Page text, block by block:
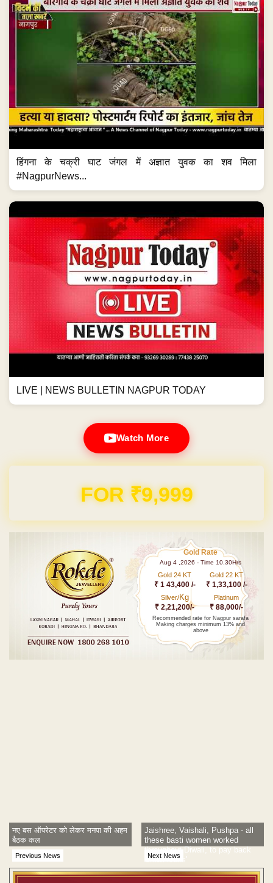
हिंगना के चक्री घाट जंगल में अज्ञात युवक का शव मिला
#NagpurNews...
LIVE | NEWS BULLETIN NAGPUR TODAY
Watch More
Domain & Hosting FREE for 1 Year
Gold Rate
Aug 4 ,2026 - Time 10.30Hrs
Gold 24 KT
₹ 1 43,400 /-
Gold 22 KT
₹ 1,33,100 /-
Silver/Kg
₹ 2,21,200/-
Platinum
₹ 88,000/-
Recommended rate for Nagpur sarafa
Making charges minimum 13% and
above
Previous News
नए बस ऑपरेटर को लेकर मनपा की अहम
बैठक कल
Next News
Jaishree, Vaishali, Pushpa - all
these basti women worked
throughout Diwali, to pay back
'small loans'